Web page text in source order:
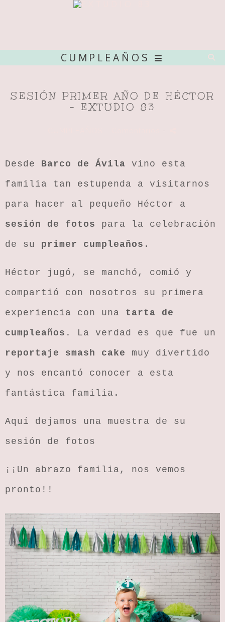
CUMPLEAÑOS
SESIÓN PRIMER AÑO DE HÉCTOR
- EXTUDIO 83
-
Desde Barco de Ávila vino esta
familia tan estupenda a visitarnos
para hacer al pequeño Héctor a
sesión de fotos para la celebración
de su primer cumpleaños .
Héctor jugó, se manchó, comió y
compartió con nosotros su primera
experiencia con una tarta de
cumpleaños . La verdad es que fue un
reportaje smash cake muy divertido
y nos encantó conocer a esta
fantástica familia.
Aquí dejamos una muestra de su
sesión de fotos
¡¡Un abrazo familia, nos vemos
pronto!!